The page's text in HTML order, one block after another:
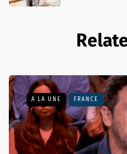
A LA UNE FRANCE